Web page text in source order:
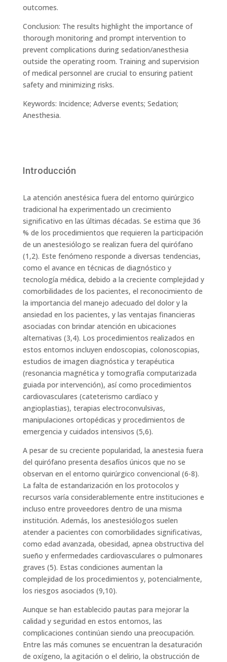
outcomes.
Conclusion: The results highlight the importance of
thorough monitoring and prompt intervention to
prevent complications during sedation/anesthesia
outside the operating room. Training and supervision
of medical personnel are crucial to ensuring patient
safety and minimizing risks.
Keywords: Incidence; Adverse events; Sedation;
Anesthesia.
Introducción
La atención anestésica fuera del entorno quirúrgico
tradicional ha experimentado un crecimiento
significativo en las últimas décadas. Se estima que 36
% de los procedimientos que requieren la participación
de un anestesiólogo se realizan fuera del quirófano
(1,2). Este fenómeno responde a diversas tendencias,
como el avance en técnicas de diagnóstico y
tecnología médica, debido a la creciente complejidad y
comorbilidades de los pacientes, el reconocimiento de
la importancia del manejo adecuado del dolor y la
ansiedad en los pacientes, y las ventajas financieras
asociadas con brindar atención en ubicaciones
alternativas (3,4). Los procedimientos realizados en
estos entornos incluyen endoscopias, colonoscopias,
estudios de imagen diagnóstica y terapéutica
(resonancia magnética y tomografía computarizada
guiada por intervención), así como procedimientos
cardiovasculares (cateterismo cardíaco y
angioplastias), terapias electroconvulsivas,
manipulaciones ortopédicas y procedimientos de
emergencia y cuidados intensivos (5,6).
A pesar de su creciente popularidad, la anestesia fuera
del quirófano presenta desafíos únicos que no se
observan en el entorno quirúrgico convencional (6-8).
La falta de estandarización en los protocolos y
recursos varía considerablemente entre instituciones e
incluso entre proveedores dentro de una misma
institución. Además, los anestesiólogos suelen
atender a pacientes con comorbilidades significativas,
como edad avanzada, obesidad, apnea obstructiva del
sueño y enfermedades cardiovasculares o pulmonares
graves (5). Estas condiciones aumentan la
complejidad de los procedimientos y, potencialmente,
los riesgos asociados (9,10).
Aunque se han establecido pautas para mejorar la
calidad y seguridad en estos entornos, las
complicaciones continúan siendo una preocupación.
Entre las más comunes se encuentran la desaturación
de oxígeno, la agitación o el delirio, la obstrucción de